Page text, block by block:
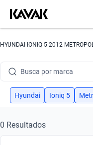
HYUNDAI IONIQ 5 2012
Busca por marca
Busca por modelo
Busca por año
Hyundai Ioniq 5
0 Resultados